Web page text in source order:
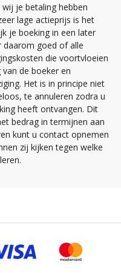
je betaling hebben
lage actieprijs is het
je boeking in een later
daarom goed of alle
die voortvloeien
de boeker en
Het is in principe niet
te annuleren zodra u
heeft ontvangen. Dit
bedrag in termijnen aan
kunt u contact opnemen
zij kijken tegen welke